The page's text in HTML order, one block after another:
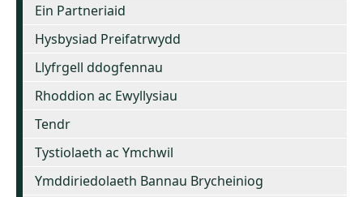
Ein Partneriaid
Hysbysiad Preifatrwydd
Llyfrgell ddogfennau
Rhoddion ac Ewyllysiau
Tendr
Tystiolaeth ac Ymchwil
Ymddiriedolaeth Bannau Brycheiniog